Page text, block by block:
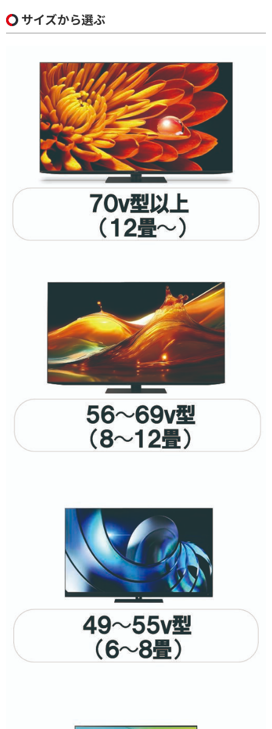
サイズから選ぶ
条件で絞り込む
フリーワードで絞り込む
を除外して検索します。
価格で絞り込む
円~
円
サイズで絞り込む
70V型以上 （12畳～）
56～69V型（8畳～12
畳）